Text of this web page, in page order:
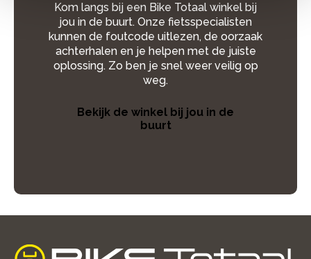
Kom langs bij een Bike Totaal winkel bij
jou in de buurt. Onze fietsspecialisten
kunnen de foutcode uitlezen, de oorzaak
achterhalen en je helpen met de juiste
oplossing. Zo ben je snel weer veilig op
weg.
Bekijk de winkel bij jou in de
buurt